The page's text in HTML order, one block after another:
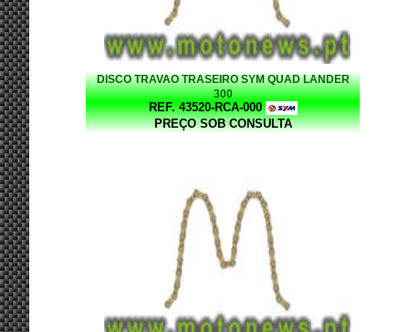
DISCO TRAVAO TRASEIRO SYM QUAD LANDER
300
REF. 43520-RCA-000
PREÇO SOB CONSULTA